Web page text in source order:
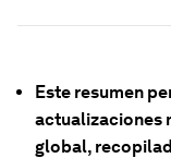
Este resumen
actualizaciones
global,